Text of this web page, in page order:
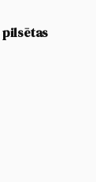
pilsētas